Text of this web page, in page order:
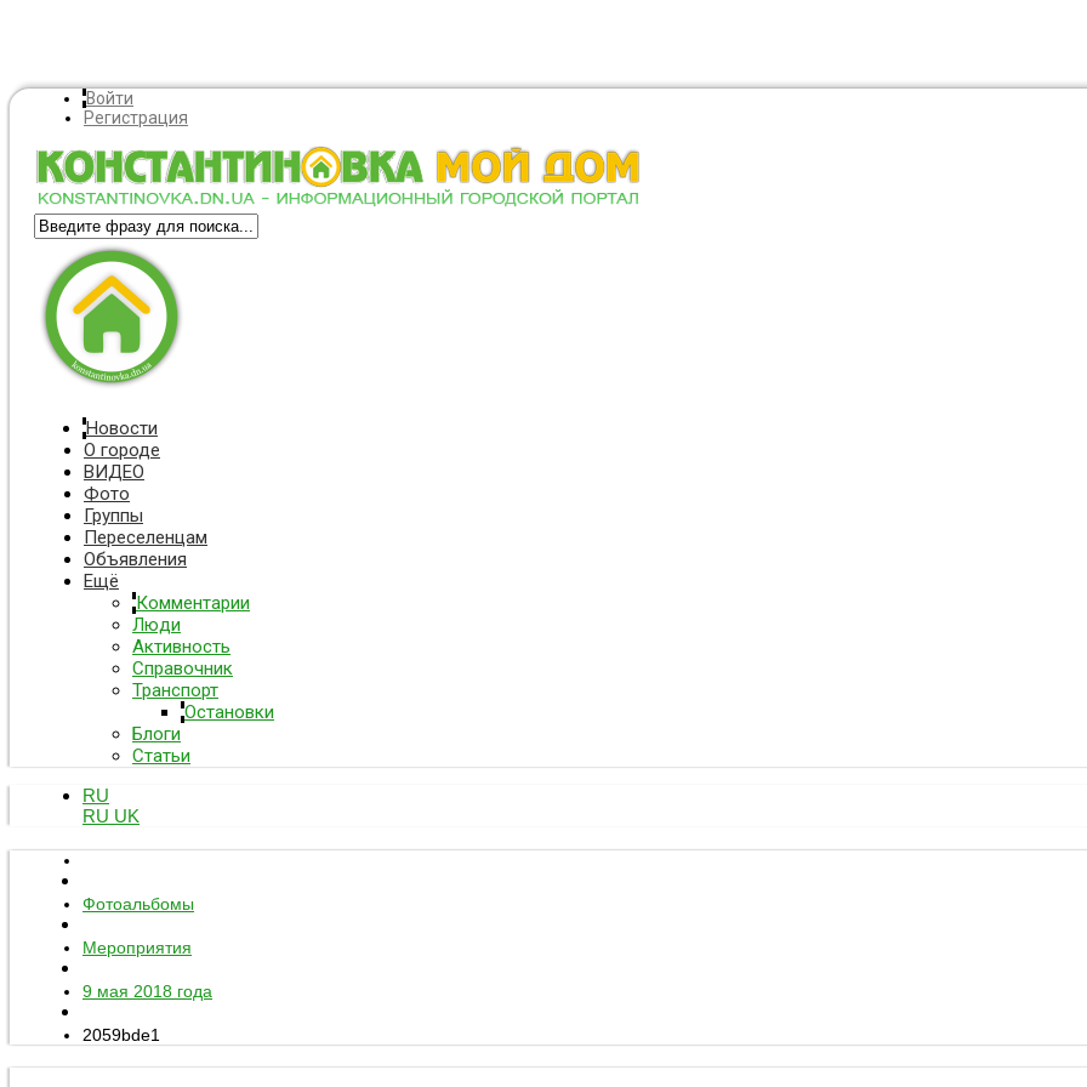
Войти
Регистрация
Новости
О городе
ВИДЕО
Фото
Группы
Переселенцам
Объявления
Ещё
Комментарии
Люди
Активность
Справочник
Транспорт
Остановки
Блоги
Статьи
RU
RU UK
Фотоальбомы
Мероприятия
9 мая 2018 года
2059bde1